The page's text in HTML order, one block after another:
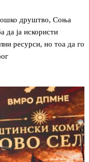
друштво, Соња
да ја искористи
ресурси, но тоа да го